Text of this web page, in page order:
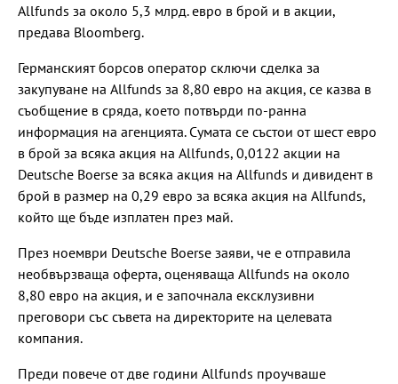
Allfunds за около 5,3 млрд. евро в брой и в акции,
предава Bloomberg.
Германският борсов оператор сключи сделка за
закупуване на Allfunds за 8,80 евро на акция, се казва в
съобщение в сряда, което потвърди по-ранна
информация на агенцията. Сумата се състои от шест евро
в брой за всяка акция на Allfunds, 0,0122 акции на
Deutsche Boerse за всяка акция на Allfunds и дивидент в
брой в размер на 0,29 евро за всяка акция на Allfunds,
който ще бъде изплатен през май.
През ноември Deutsche Boerse заяви, че е отправила
необвързваща оферта, оценяваща Allfunds на около
8,80 евро на акция, и е започнала ексклузивни
преговори със съвета на директорите на целевата
компания.
Преди повече от две години Allfunds проучваше